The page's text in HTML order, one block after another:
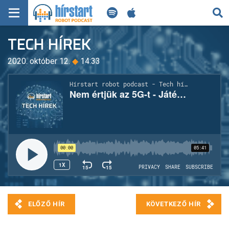
KERESÉS
KEZDŐLAP
FRISS HÍREK
TECH HÍREK
FILM-ZENE-SZÓRAKOZÁS
PLAYLIST
MI AZ A ROBOT PODCAST?
TECH HÍREK
2020. október 12. ◆14:33